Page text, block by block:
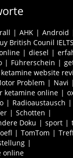
AHK Android
British Counil
diesel
Führerschein
ketamine website
Problem Navi
ketamine online
Radioaustausch
Schotten
Doku
sport
TomTom
online